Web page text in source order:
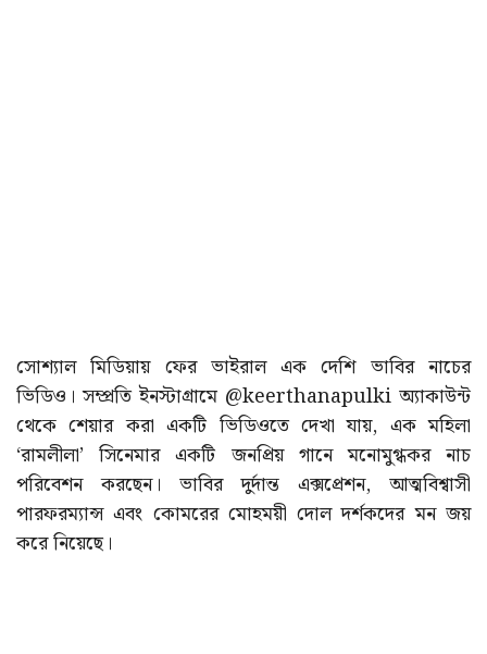
সোশ্যাল মিডিয়ায় ফের ভাইরাল এক দেশি ভাবির নাচের
ভিডিও। সম্প্রতি ইনস্টাগ্রামে @keerthanapulki অ্যাকাউন্ট
থেকে শেয়ার করা একটি ভিডিওতে দেখা যায়, এক মহিলা
‘রামলীলা’ সিনেমার একটি জনপ্রিয় গানে মনোমুগ্ধকর নাচ
পরিবেশন করছেন। ভাবির দুর্দান্ত এক্সপ্রেশন, আত্মবিশ্বাসী
পারফরম্যান্স এবং কোমরের মোহময়ী দোল দর্শকদের মন জয়
করে নিয়েছে।